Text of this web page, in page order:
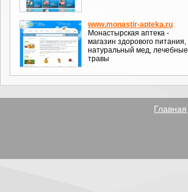
www.monastir-apteka.ru
Монастырская аптека -
магазин здорового питания,
натуральный мед, лечебные
травы
Главная